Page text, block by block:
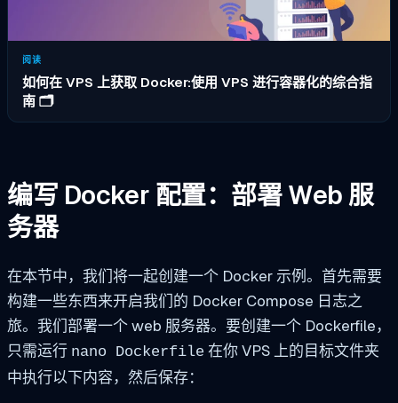
阅读
如何在 VPS 上获取 Docker:使用 VPS 进行容器化的综合指
南 🗂️
编写 Docker 配置：部署 Web 服
务器
在本节中，我们将一起创建一个 Docker 示例。首先需要
构建一些东西来开启我们的 Docker Compose 日志之
旅。我们部署一个 web 服务器。要创建一个 Dockerfile，
只需运行 nano Dockerfile 在你 VPS 上的目标文件夹
中执行以下内容，然后保存：